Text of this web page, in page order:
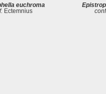
euchroma
Ectemnius
conf.